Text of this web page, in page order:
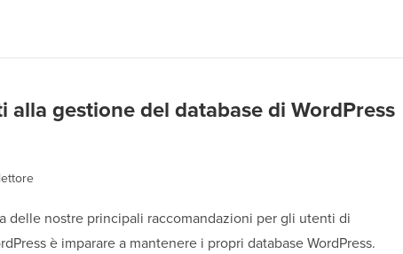
gestione del database di WordPress
delle nostre principali raccomandazioni per gli utenti di
è imparare a mantenere i propri database WordPress.